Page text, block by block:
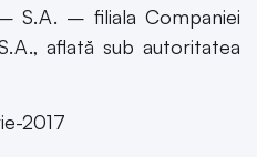
S.A. – filiala Companiei
aflată sub autoritatea
2017